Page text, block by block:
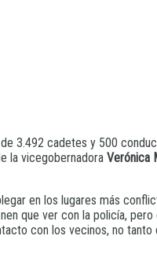
3.492 cadetes y 500
la vicegobernadora Verónica
en los lugares más
que ver con la policía, pero
con los vecinos, no tanto